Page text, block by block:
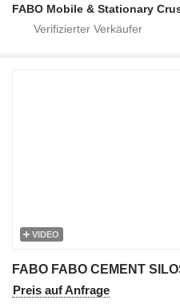
VIDEO
Preis auf Anfrage